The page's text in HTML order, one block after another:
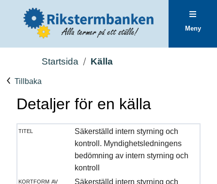
Meny
Startsida Källa
Tillbaka
Detaljer för en källa
titel
Säkerställd intern styrning och
kontroll. Myndighetsledningens
bedömning av intern styrning och
kontroll
kortform av
Säkerställd intern styrning och